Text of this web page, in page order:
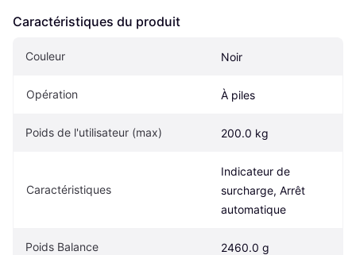
Caractéristiques du produit
Couleur Noir
Opération À piles
Poids de l'utilisateur (max) 200.0 kg
Caractéristiques
Indicateur de
surcharge, Arrêt
automatique
Poids Balance 2460.0 g